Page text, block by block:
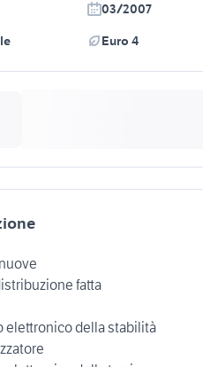
03/2007
Euro 4
fatta
elettronico della stabilità